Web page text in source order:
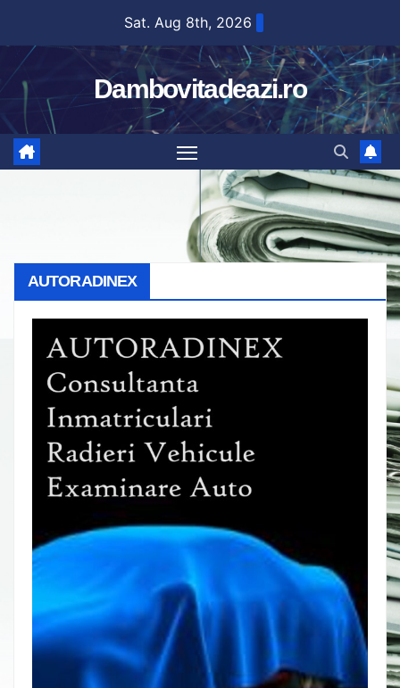
content
Sat. Aug 8th, 2026
Dambovitadeazi.ro
AUTORADINEX